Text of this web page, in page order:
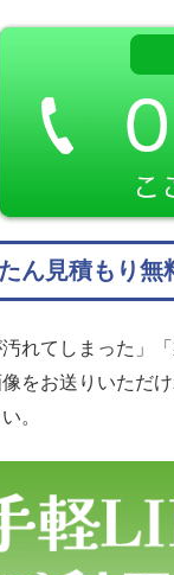
ん見積もり無
汚れてしまった」
をお送りいただ
。